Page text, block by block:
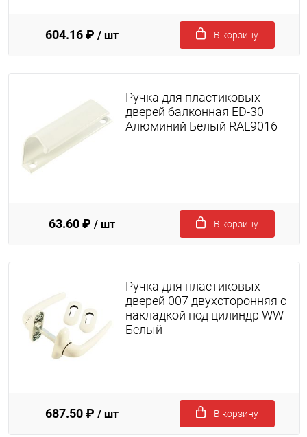
604.16 ₽ / шт В корзину
Ручка для пластиковых
дверей балконная ED-30
Алюминий Белый RAL9016
63.60 ₽ / шт В корзину
Ручка для пластиковых
дверей 007 двухсторонняя с
накладкой под цилиндр WW
Белый
687.50 ₽ / шт В корзину